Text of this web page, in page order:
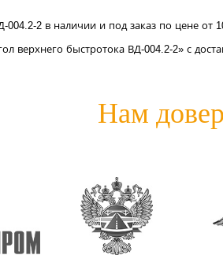
004.2-2 в наличии и под заказ по цене от
верхнего быстротока ВД-004.2-2» с
Нам